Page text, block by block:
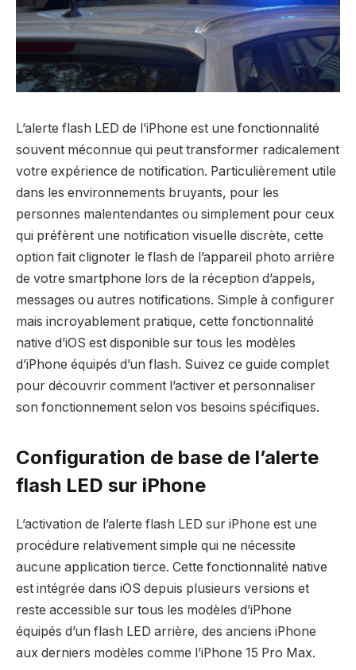
L’alerte flash LED de l’iPhone est une fonctionnalité
souvent méconnue qui peut transformer radicalement
votre expérience de notification. Particulièrement utile
dans les environnements bruyants, pour les
personnes malentendantes ou simplement pour ceux
qui préfèrent une notification visuelle discrète, cette
option fait clignoter le flash de l’appareil photo arrière
de votre smartphone lors de la réception d’appels,
messages ou autres notifications. Simple à configurer
mais incroyablement pratique, cette fonctionnalité
native d’iOS est disponible sur tous les modèles
d’iPhone équipés d’un flash. Suivez ce guide complet
pour découvrir comment l’activer et personnaliser
son fonctionnement selon vos besoins spécifiques.
Configuration de base de l’alerte
flash LED sur iPhone
L’activation de l’alerte flash LED sur iPhone est une
procédure relativement simple qui ne nécessite
aucune application tierce. Cette fonctionnalité native
est intégrée dans iOS depuis plusieurs versions et
reste accessible sur tous les modèles d’iPhone
équipés d’un flash LED arrière, des anciens iPhone
aux derniers modèles comme l’iPhone 15 Pro Max.